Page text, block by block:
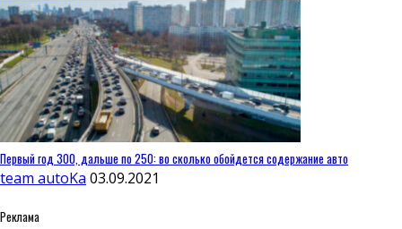
Первый год 300, дальше по 250: во сколько обойдется содержание авто
team autoKa 03.09.2021
Реклама